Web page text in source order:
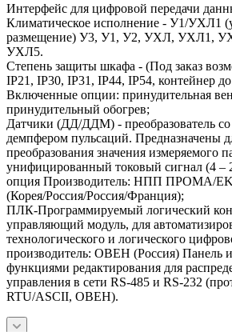
Интерфейс для цифровой передачи
Климатическое исполнение - У1/УХЛ1
размещение) У3, У1, У2, УХЛ, УХЛ1,
УХЛ5.
Степень защиты шкафа - (Под заказ
IP21, IP30, IP31, IP44, IP54, контейнер
Включенные опции: принудительная
принудительный обогрев;
Датчики (ДД/ДДМ) - преобразователь
демпфером пульсаций. Предназначены
преобразования значения измеряемого
унифицированный токовый сигнал (4 –
опция Производитель: НПП ПРОМА/
(Корея/Россия/Россия/Франция);
ПЛК-Программируемый логический
управляющий модуль, для
технологического и логического
производитель: ОВЕН (Россия) Панель
функциями редактирования для
управления в сети RS-485 и RS-232
RTU/ASCII, ОВЕН).